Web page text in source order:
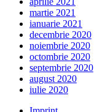
martie 2021
ianuarie 2021
decembrie 2020
noiembrie 2020
octombrie 2020
septembrie 2020
august 2020
iulie 2020